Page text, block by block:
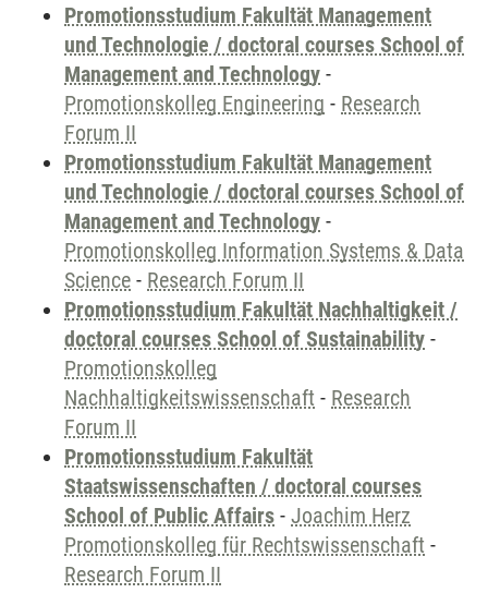
Promotionsstudium Fakultät Management
und Technologie / doctoral courses School of
Management and Technology -
Promotionskolleg Engineering - Research
Forum II
Promotionsstudium Fakultät Management
und Technologie / doctoral courses School of
Management and Technology -
Promotionskolleg Information Systems & Data
Science - Research Forum II
Promotionsstudium Fakultät Nachhaltigkeit /
doctoral courses School of Sustainability -
Promotionskolleg
Nachhaltigkeitswissenschaft - Research
Forum II
Promotionsstudium Fakultät
Staatswissenschaften / doctoral courses
School of Public Affairs - Joachim Herz
Promotionskolleg für Rechtswissenschaft -
Research Forum II